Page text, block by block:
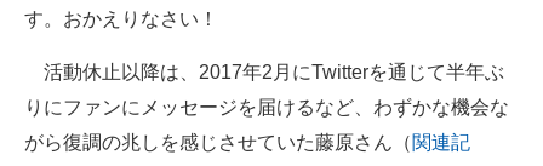
エネルギーの専門メディア
建設×テクノロジーの最前線
ちょっと気になるネットの話題
す。おかえりなさい！
活動休止以降は、2017年2月にTwitterを通じて半年ぶ
りにファンにメッセージを届けるなど、わずかな機会な
がら復調の兆しを感じさせていた藤原さん（関連記